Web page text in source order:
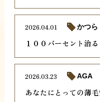
１００パーセント治
2026.04.01 かつら
あなたにとっての薄
2026.03.23 AGA